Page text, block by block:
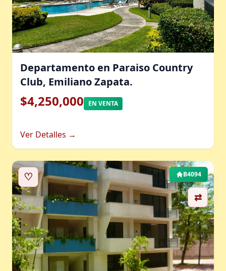
Departamento en Paraiso Country
Club, Emiliano Zapata.
$4,250,000 EN VENTA
Ver Detalles →
♡
⇄
B4094